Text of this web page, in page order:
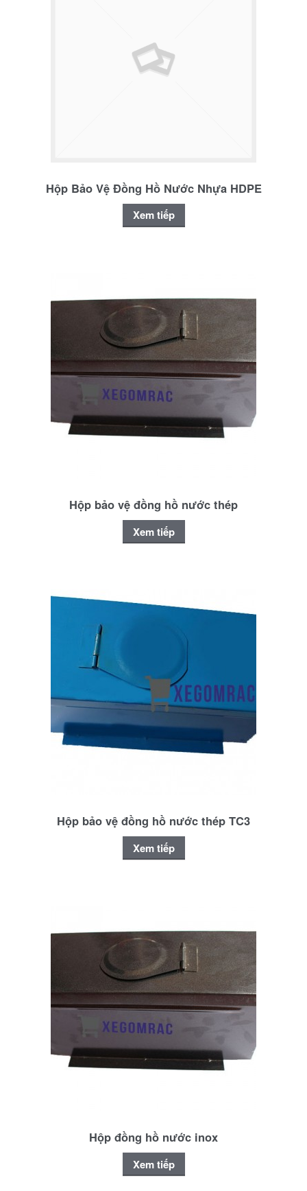
Hộp Bảo Vệ Đồng Hồ Nước Nhựa HDPE
Xem tiếp
Hộp bảo vệ đồng hồ nước thép
Xem tiếp
Hộp bảo vệ đồng hồ nước thép TC3
Xem tiếp
Hộp đồng hồ nước inox
Xem tiếp